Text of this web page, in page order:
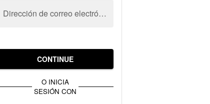
Dirección de correo electrónico
CONTINUE
O INICIA
SESIÓN CON